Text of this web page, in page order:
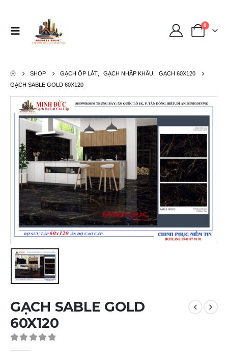
0
SHOP GẠCH ỐP LÁT, GẠCH NHẬP KHẨU,
GẠCH 60X120
GẠCH SABLE GOLD 60X120
GẠCH SABLE GOLD
60X120
0out of 5